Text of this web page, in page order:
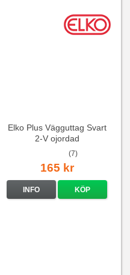
Elko Plus Vägguttag Svart
2-V ojordad
(7)
165 kr
INFO KÖP